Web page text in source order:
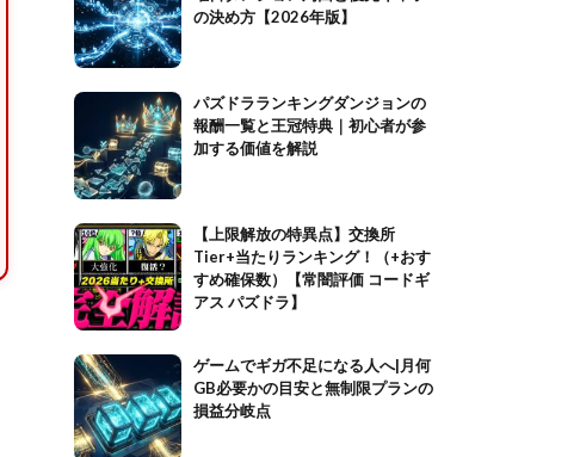
の決め方【2026年版】
パズドラランキングダンジョンの
報酬一覧と王冠特典｜初心者が参
加する価値を解説
【上限解放の特異点】交換所
Tier+当たりランキング！（+おす
すめ確保数）【常闇評価 コードギ
アス パズドラ】
ゲームでギガ不足になる人へ|月何
GB必要かの目安と無制限プランの
損益分岐点